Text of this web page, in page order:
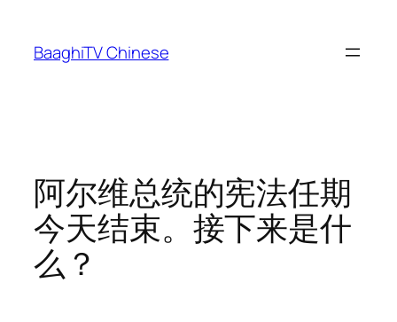
content
BaaghiTV Chinese
阿尔维总统的宪法任期
今天结束。接下来是什
么？